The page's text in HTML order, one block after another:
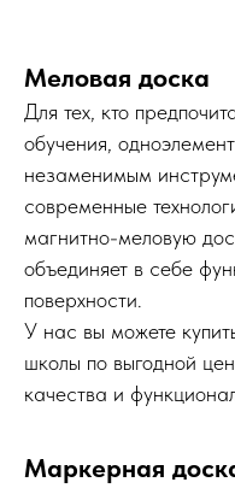
Меловая доска
Для тех, кто
обучения,
незаменимым
современные
магнитно-меловую
объединяет в себе
поверхности.
У нас вы можете
школы по выгодной
качества и
Маркерная